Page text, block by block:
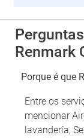
Renmark
Porque é que
Entre os
mencionar
lavandería,